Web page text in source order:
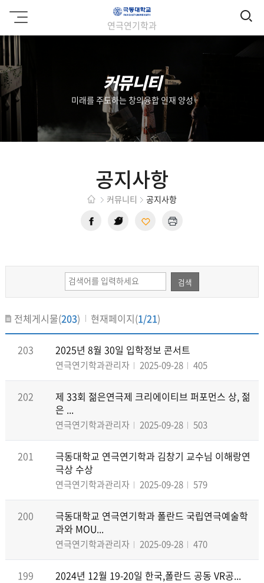
극
동
교
연극연기학과
검
커뮤니티
미래를 주도하는 창의융합 인재 양성
공지사항
커뮤니티 공지사항
검색
전체게시물(203) 현재페이지(1/21)
203 2025년 8월 30일 입학정보 콘서트
연극연기학과관리자 2025-09-28 405
202
제 33회 젊은연극제 크리에이티브 퍼포먼스 상, 젊
은 ...
연극연기학과관리자 2025-09-28 503
201
극동대학교 연극연기학과 김창기 교수님 이해랑연
극상 수상
연극연기학과관리자 2025-09-28 579
200
극동대학교 연극연기학과 폴란드 국립연극예술학
과와 MOU...
연극연기학과관리자 2025-09-28 470
199 2024년 12월 19-20일 한국,폴란드 공동 VR공...